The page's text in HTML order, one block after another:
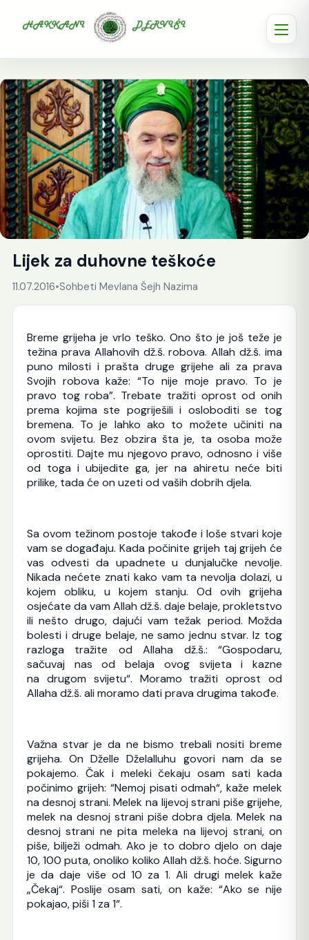
Lijek za duhovne teškoće
11.07.2016•Sohbeti Mevlana Šejh Nazima
Breme grijeha je vrlo teško. Ono što je još teže je
težina prava Allahovih dž.š. robova. Allah dž.š. ima
puno milosti i prašta druge grijehe ali za prava
Svojih robova kaže: “To nije moje pravo. To je
pravo tog roba”. Trebate tražiti oprost od onih
prema kojima ste pogriješili i osloboditi se tog
bremena. To je lahko ako to možete učiniti na
ovom svijetu. Bez obzira šta je, ta osoba može
oprostiti. Dajte mu njegovo pravo, odnosno i više
od toga i ubijedite ga, jer na ahiretu neće biti
prilike, tada će on uzeti od vaših dobrih djela.
Sa ovom težinom postoje takođe i loše stvari koje
vam se događaju. Kada počinite grijeh taj grijeh će
vas odvesti da upadnete u dunjalučke nevolje.
Nikada nećete znati kako vam ta nevolja dolazi, u
kojem obliku, u kojem stanju. Od ovih grijeha
osjećate da vam Allah dž.š. daje belaje, prokletstvo
ili nešto drugo, dajući vam težak period. Možda
bolesti i druge belaje, ne samo jednu stvar. Iz tog
razloga tražite od Allaha dž.š.: “Gospodaru,
sačuvaj nas od belaja ovog svijeta i kazne
na drugom svijetu“. Moramo tražiti oprost od
Allaha dž.š. ali moramo dati prava drugima takođe.
Važna stvar je da ne bismo trebali nositi breme
grijeha. On Dželle Dželalluhu govori nam da se
pokajemo. Čak i meleki čekaju osam sati kada
počinimo grijeh: “Nemoj pisati odmah“, kaže melek
na desnoj strani. Melek na lijevoj strani piše grijehe,
melek na desnoj strani piše dobra djela. Melek na
desnoj strani ne pita meleka na lijevoj strani, on
piše, bilježi odmah. Ako je to dobro djelo on daje
10, 100 puta, onoliko koliko Allah dž.š. hoće. Sigurno
je da daje više od 10 za 1. Ali drugi melek kaže
„Čekaj“. Poslije osam sati, on kaže: “Ako se nije
pokajao, piši 1 za 1“.